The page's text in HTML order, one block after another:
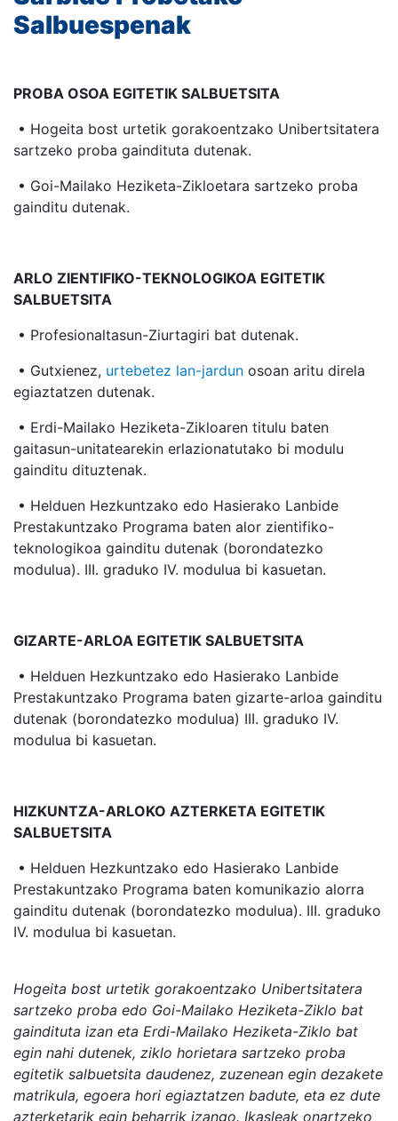
Salbuespenak
PROBA OSOA EGITETIK SALBUETSITA
• Hogeita bost urtetik gorakoentzako Unibertsitatera
sartzeko proba gaindituta dutenak.
• Goi-Mailako Heziketa-Zikloetara sartzeko proba
gainditu dutenak.
ARLO ZIENTIFIKO-TEKNOLOGIKOA EGITETIK
SALBUETSITA
• Profesionaltasun-Ziurtagiri bat dutenak.
• Gutxienez, urtebetez lan-jardun osoan aritu direla
egiaztatzen dutenak.
• Erdi-Mailako Heziketa-Zikloaren titulu baten
gaitasun-unitatearekin erlazionatutako bi modulu
gainditu dituztenak.
• Helduen Hezkuntzako edo Hasierako Lanbide
Prestakuntzako Programa baten alor zientifiko-
teknologikoa gainditu dutenak (borondatezko
modulua). III. graduko IV. modulua bi kasuetan.
GIZARTE-ARLOA EGITETIK SALBUETSITA
• Helduen Hezkuntzako edo Hasierako Lanbide
Prestakuntzako Programa baten gizarte-arloa gainditu
dutenak (borondatezko modulua) III. graduko IV.
modulua bi kasuetan.
HIZKUNTZA-ARLOKO AZTERKETA EGITETIK
SALBUETSITA
• Helduen Hezkuntzako edo Hasierako Lanbide
Prestakuntzako Programa baten komunikazio alorra
gainditu dutenak (borondatezko modulua). III. graduko
IV. modulua bi kasuetan.
Hogeita bost urtetik gorakoentzako Unibertsitatera
sartzeko proba edo Goi-Mailako Heziketa-Ziklo bat
gaindituta izan eta Erdi-Mailako Heziketa-Ziklo bat
egin nahi dutenek, ziklo horietara sartzeko proba
egitetik salbuetsita daudenez, zuzenean egin dezakete
matrikula, egoera hori egiaztatzen badute, eta ez dute
azterketarik egin beharrik izango. Ikasleak onartzeko